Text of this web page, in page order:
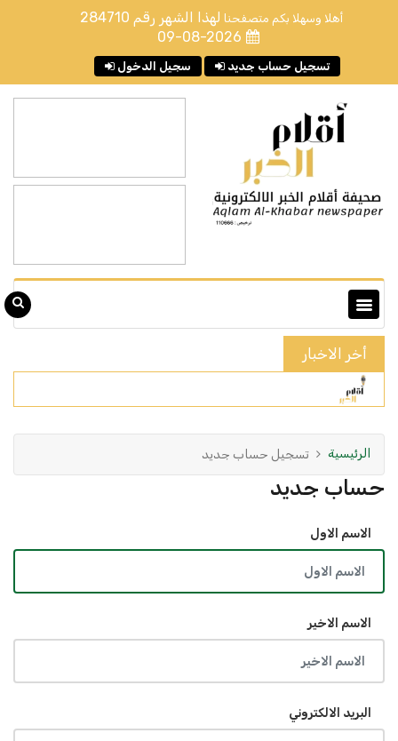
أهلا وسهلا بكم متصفحنا لهذا الشهر رقم 284710
09-08-2026
سجيل الدخول تسجيل حساب جديد
أخر الاخبار
الرئيسية تسجيل حساب جديد
حساب جديد
الاسم الاول
الاسم الاخير
البريد الالكتروني